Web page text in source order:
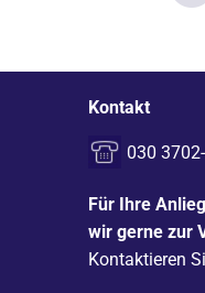
Kontakt
030
Für Ihre
wir gerne zur
Kontaktieren